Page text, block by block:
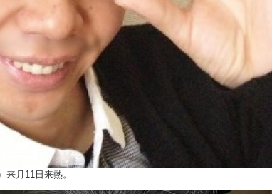
月11日来熱。